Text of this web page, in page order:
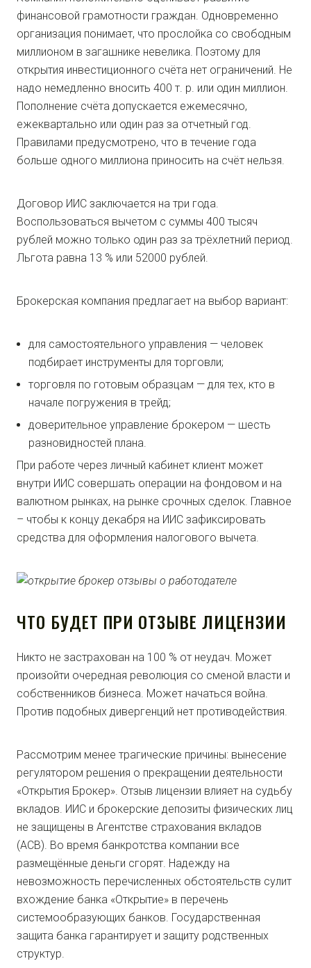
финансовой грамотности граждан. Одновременно
организация понимает, что прослойка со свободным
миллионом в загашнике невелика. Поэтому для
открытия инвестиционного счёта нет ограничений. Не
надо немедленно вносить 400 т. р. или один миллион.
Пополнение счёта допускается ежемесячно,
ежеквартально или один раз за отчетный год.
Правилами предусмотрено, что в течение года
больше одного миллиона приносить на счёт нельзя.
Договор ИИС заключается на три года.
Воспользоваться вычетом с суммы 400 тысяч
рублей можно только один раз за трёхлетний период.
Льгота равна 13 % или 52000 рублей.
Брокерская компания предлагает на выбор вариант:
для самостоятельного управления — человек
подбирает инструменты для торговли;
торговля по готовым образцам — для тех, кто в
начале погружения в трейд;
доверительное управление брокером — шесть
разновидностей плана.
При работе через личный кабинет клиент может
внутри ИИС совершать операции на фондовом и на
валютном рынках, на рынке срочных сделок. Главное
– чтобы к концу декабря на ИИС зафиксировать
средства для оформления налогового вычета.
ЧТО БУДЕТ ПРИ ОТЗЫВЕ ЛИЦЕНЗИИ
Никто не застрахован на 100 % от неудач. Может
произойти очередная революция со сменой власти и
собственников бизнеса. Может начаться война.
Против подобных дивергенций нет противодействия.
Рассмотрим менее трагические причины: вынесение
регулятором решения о прекращении деятельности
«Открытия Брокер». Отзыв лицензии влияет на судьбу
вкладов. ИИС и брокерские депозиты физических лиц
не защищены в Агентстве страхования вкладов
(АСВ). Во время банкротства компании все
размещённые деньги сгорят. Надежду на
невозможность перечисленных обстоятельств сулит
вхождение банка «Открытие» в перечень
системообразующих банков. Государственная
защита банка гарантирует и защиту родственных
структур.